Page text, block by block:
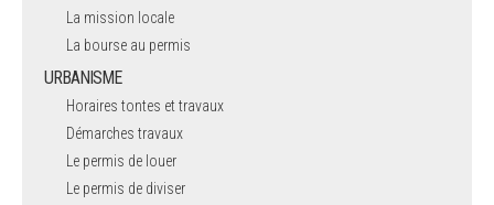
La mission locale
La bourse au permis
URBANISME
Horaires tontes et travaux
Démarches travaux
Le permis de louer
Le permis de diviser